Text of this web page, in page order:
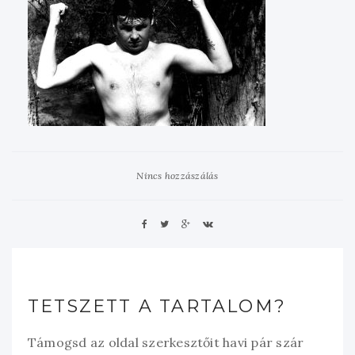
Nincs hozzászálás
TETSZETT A TARTALOM?
Támogsd az oldal szerkesztőit havi pár szár